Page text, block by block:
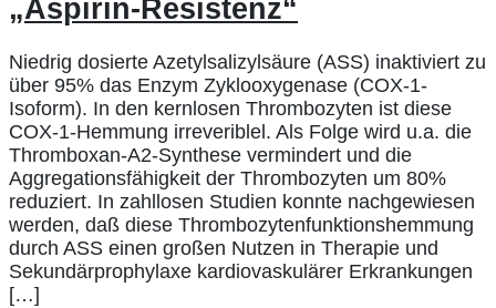
„Aspirin-Resistenz“
Niedrig dosierte Azetylsalizylsäure (ASS) inaktiviert zu
über 95% das Enzym Zyklooxygenase (COX-1-
Isoform). In den kernlosen Thrombozyten ist diese
COX-1-Hemmung irreveriblel. Als Folge wird u.a. die
Thromboxan-A2-Synthese vermindert und die
Aggregationsfähigkeit der Thrombozyten um 80%
reduziert. In zahllosen Studien konnte nachgewiesen
werden, daß diese Thrombozytenfunktionshemmung
durch ASS einen großen Nutzen in Therapie und
Sekundärprophylaxe kardiovaskulärer Erkrankungen
[…]